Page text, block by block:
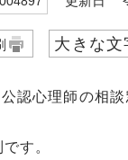
大きな文
認心理師の相談
す。